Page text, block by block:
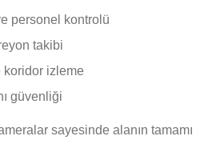
personel kontrolü
takibi
koridor izleme
güvenliği
sayesinde alanın tamamı